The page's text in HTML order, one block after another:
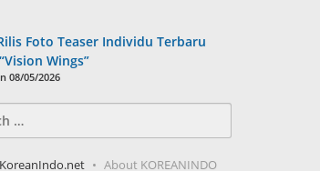
Foto Teaser Individu Terbaru
Wings”
08/05/2026
About KOREANINDO